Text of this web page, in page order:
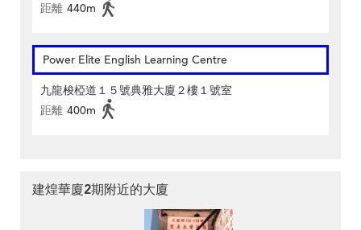
距離 440m
Power Elite English Learning Centre
九龍梭椏道１５號典雅大廈２樓１號室
距離 400m
建煌華廈2期附近的大廈